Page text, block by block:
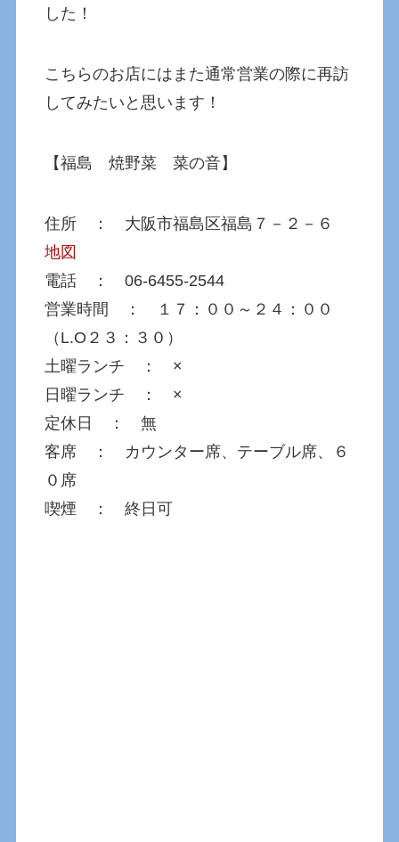
した！
こちらのお店にはまた通常営業の際に再訪
してみたいと思います！
【福島 焼野菜 菜の音】
住所 ： 大阪市福島区福島７－２－６
地図
電話 ： 06-6455-2544
営業時間 ： １７：００～２４：００
（L.O２３：３０）
土曜ランチ ： ×
日曜ランチ ： ×
定休日 ： 無
客席 ： カウンター席、テーブル席、６
０席
喫煙 ： 終日可